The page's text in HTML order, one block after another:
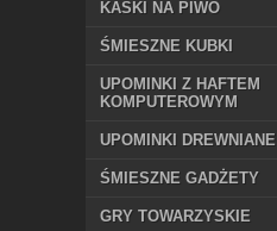
KASKI NA PIWO
ŚMIESZNE KUBKI
UPOMINKI Z HAFTEM
KOMPUTEROWYM
UPOMINKI DREWNIANE
ŚMIESZNE GADŻETY
GRY TOWARZYSKIE